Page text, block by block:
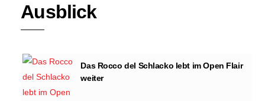
Ausblick
Das Rocco del Schlacko lebt im Open Flair
weiter